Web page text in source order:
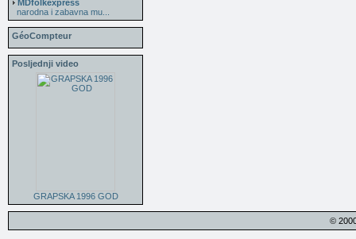
MDfolkexpress
narodna i zabavna mu...
GéoCompteur
Posljednji video
GRAPSKA 1996 GOD
©